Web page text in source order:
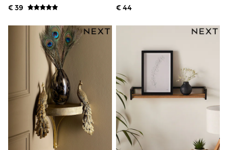
Skirts
Sunsafe Swimwear
Tops & T-Shirts
Baby Holiday Shop
Baby Travel Accessories
All Accessories
Beach Bags
Beach Towels
Birkenstock
Crocs
Havaianas
Pour Moi
Rayban
Skechers
€ 39
€ 44